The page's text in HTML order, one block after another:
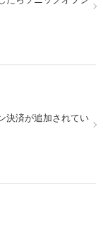
決済が追加されてい